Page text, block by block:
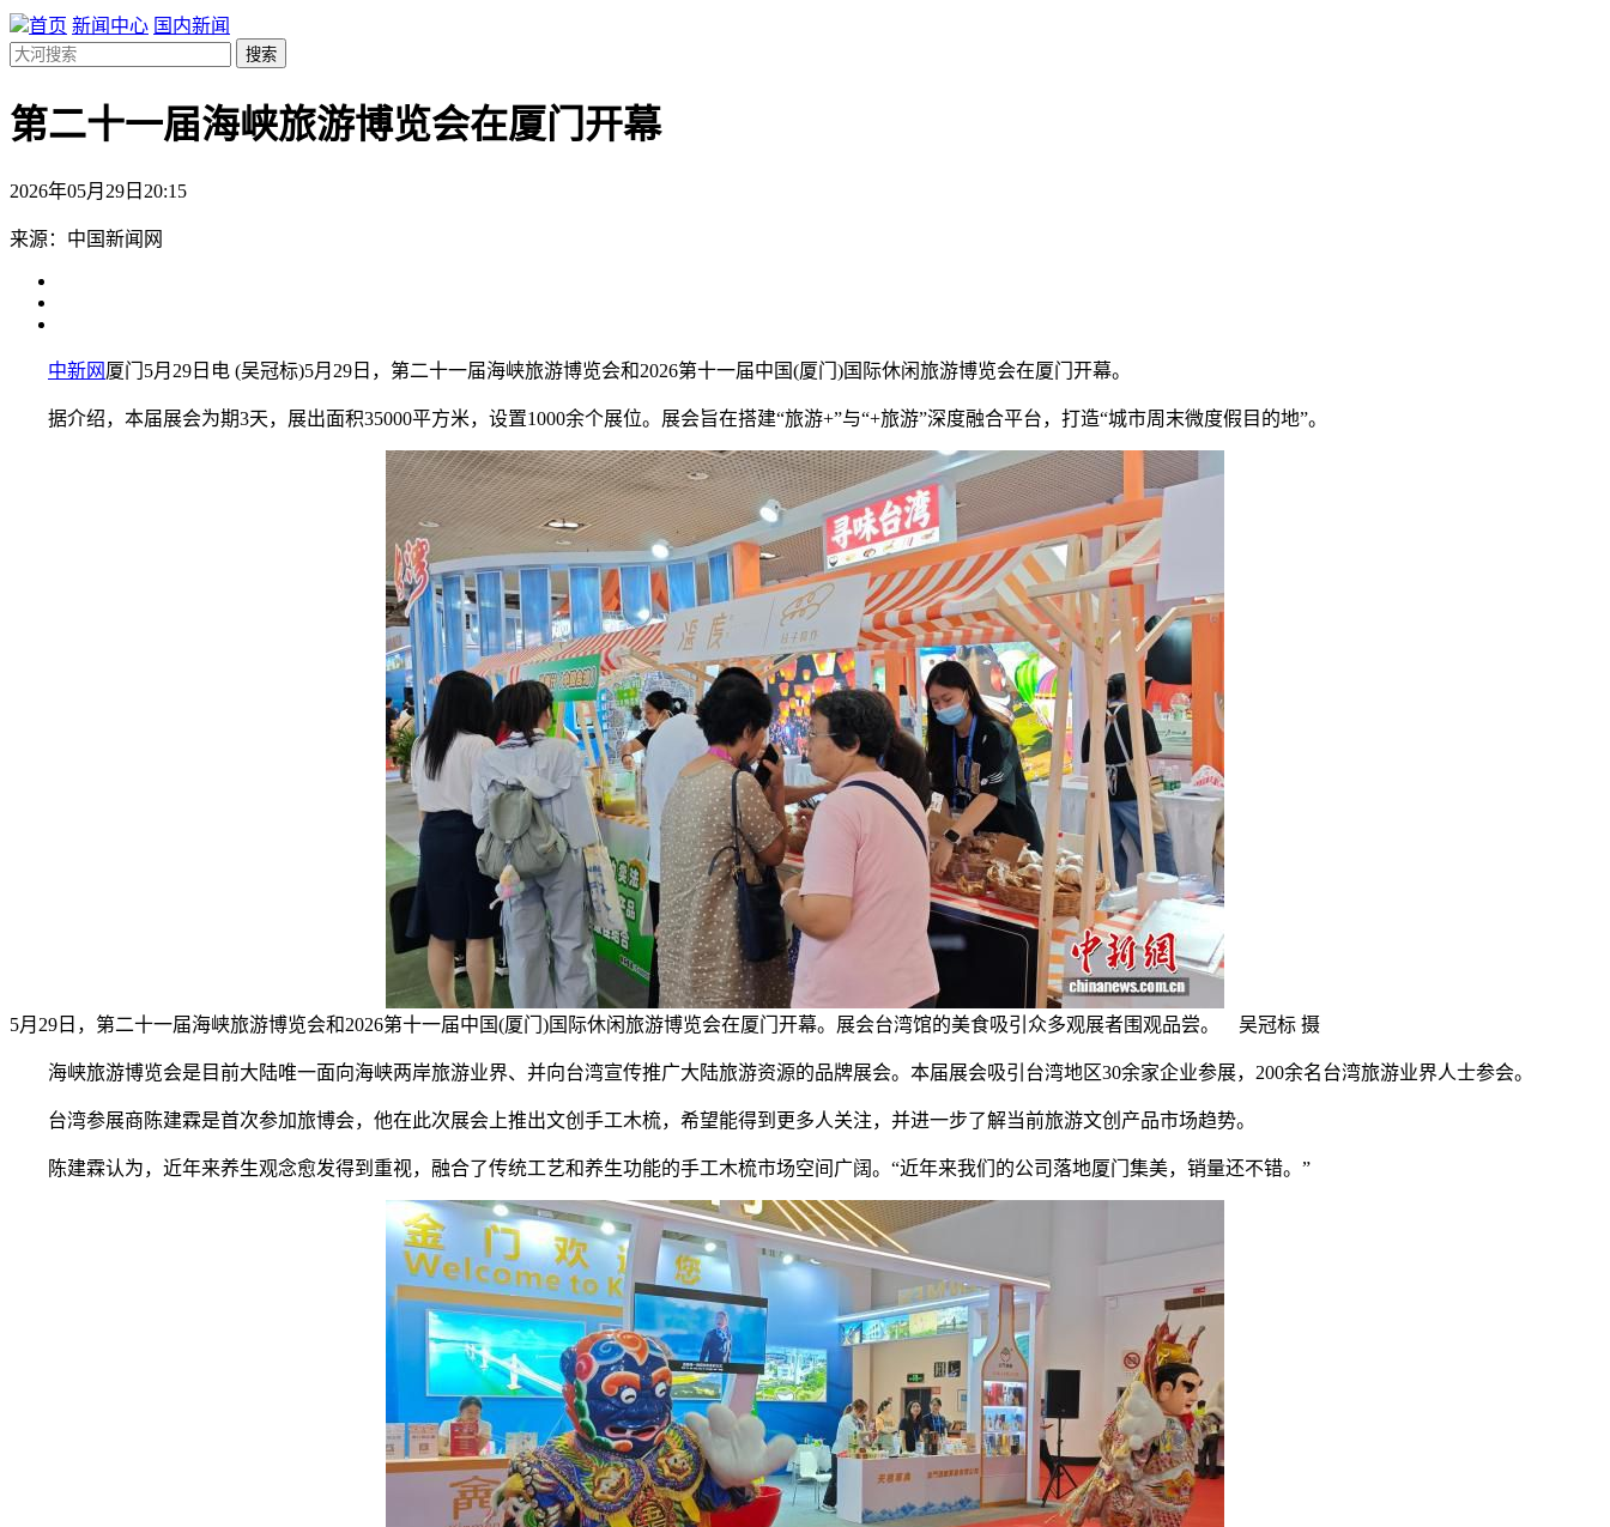
首页 新闻中心 国内新闻
搜索
第二十一届海峡旅游博览会在厦门开幕
2026年05月29日20:15
来源：中国新闻网
中新网 厦门5月29日电 (吴冠标)5月29日，第二十一届海峡旅游博览会和2026第十一届中国(厦门)国际休闲旅游博览会在厦门开幕。
据介绍，本届展会为期3天，展出面积35000平方米，设置1000余个展位。展会旨在搭建“旅游+”与“+旅游”深度融合平台，打造“城市周末微度假目的地”。
5月29日，第二十一届海峡旅游博览会和2026第十一届中国(厦门)国际休闲旅游博览会在厦门开幕。展会台湾馆的美食吸引众多观展者围观品尝。 吴冠标 摄
海峡旅游博览会是目前大陆唯一面向海峡两岸旅游业界、并向台湾宣传推广大陆旅游资源的品牌展会。本届展会吸引台湾地区30余家企业参展，200余名台湾旅游业界人士参会。
台湾参展商陈建霖是首次参加旅博会，他在此次展会上推出文创手工木梳，希望能得到更多人关注，并进一步了解当前旅游文创产品市场趋势。
陈建霖认为，近年来养生观念愈发得到重视，融合了传统工艺和养生功能的手工木梳市场空间广阔。“近年来我们的公司落地厦门集美，销量还不错。”